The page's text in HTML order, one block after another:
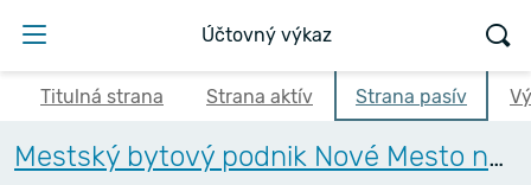
Účtovný výkaz
Titulná strana Strana aktív Strana pasív
Mestský bytový podnik Nové Mesto nad Váhom s.r.o.